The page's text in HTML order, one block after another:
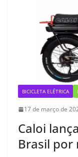
BICICLETA ELÉTRICA
17 de março de
Caloi
Brasil por